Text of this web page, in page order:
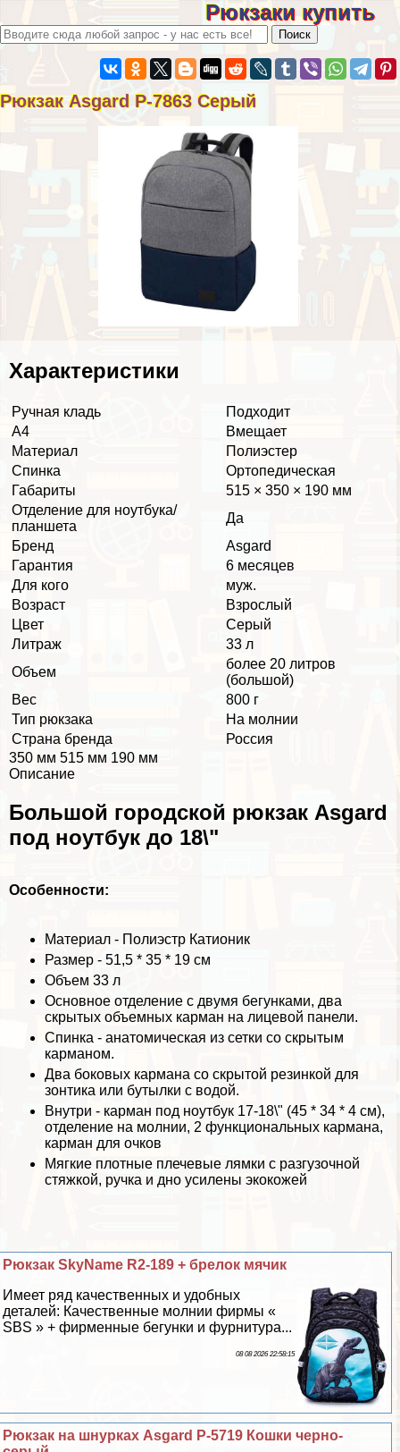
Рюкзаки купить
Рюкзак Asgard Р-7863 Серый
Хаpaктеристики
Ручная кладь
Подходит
А4
Вмещает
Материал
Полиэстер
Спинка
Ортопедическая
Габариты
515 × 350 × 190 мм
Отделение для ноутбука/
планшета
Да
Бренд
Asgard
Гарантия
6 месяцев
Для кого
муж.
Возраст
Взрослый
Цвет
Серый
Литраж
33 л
Объем
более 20 литров
(большой)
Вес
800 г
Тип рюкзака
На молнии
Страна бренда
Россия
350 мм 515 мм 190 мм
Описание
Большой городской рюкзак Asgard
под ноутбук до 18\"
Особенности:
Материал - Полиэстр Катионик
Размер - 51,5 * 35 * 19 см
Объем 33 л
Основное отделение с двумя бегунками, два
скрытых объемных карман на лицевой панели.
Спинка - анатомическая из сетки со скрытым
карманом.
Два боковых кармана со скрытой резинкой для
зонтика или бутылки с водой.
Внутри - карман под ноутбук 17-18\" (45 * 34 * 4 см),
отделение на молнии, 2 функциональных кармана,
карман для очков
Мягкие плотные плечевые лямки с разгузочной
стяжкой, ручка и дно усилены экокожей
Рюкзак SkyName R2-189 + брелок мячик
Имеет ряд качественных и удобных
деталей: Качественные молнии фирмы «
SBS » + фирменные бегунки и фурнитура...
08 08 2026 22:58:15
Рюкзак на шнурках Asgard Р-5719 Кошки черно-